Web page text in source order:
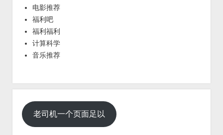
电影推荐
福利吧
福利福利
计算科学
音乐推荐
老司机一个页面足以